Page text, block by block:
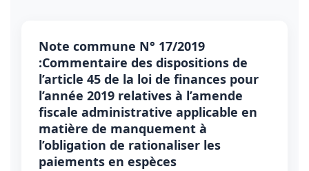
Note commune N° 17/2019
:Commentaire des dispositions de
l’article 45 de la loi de finances pour
l’année 2019 relatives à l’amende
fiscale administrative applicable en
matière de manquement à
l’obligation de rationaliser les
paiements en espèces